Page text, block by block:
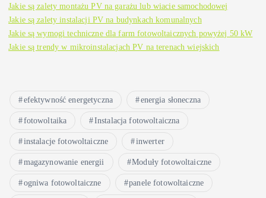
Jakie są zalety montażu PV na garażu lub wiacie samochodowej
Jakie są zalety instalacji PV na budynkach komunalnych
Jakie są wymogi techniczne dla farm fotowoltaicznych powyżej 50 kW
Jakie są trendy w mikroinstalacjach PV na terenach wiejskich
efektywność energetyczna energia słoneczna
fotowoltaika Instalacja fotowoltaiczna
instalacje fotowoltaiczne inwerter
magazynowanie energii Moduły fotowoltaiczne
ogniwa fotowoltaiczne panele fotowoltaiczne